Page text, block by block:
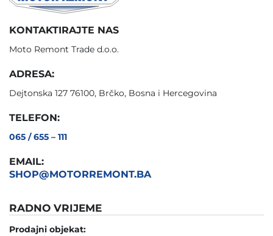
KONTAKTIRAJTE NAS
Moto Remont Trade d.o.o.
ADRESA:
Dejtonska 127 76100, Brčko, Bosna i Hercegovina
TELEFON:
065 / 655 – 111
EMAIL:
SHOP@MOTORREMONT.BA
RADNO VRIJEME
Prodajni objekat: